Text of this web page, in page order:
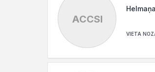
ACCSI
VIETA